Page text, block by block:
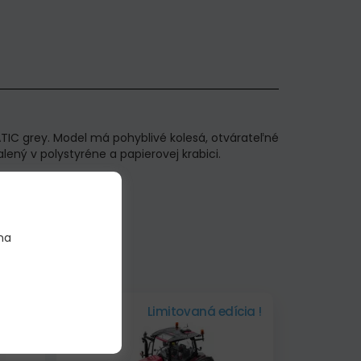
grey. Model má pohyblivé kolesá, otvárateľné
v polystyréne a papierovej krabici.
Limitovaná edícia !